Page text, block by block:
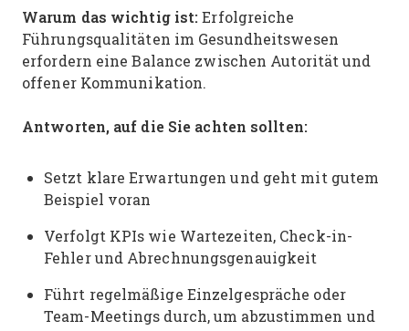
Warum das wichtig ist:Erfolgreiche
Führungsqualitäten im Gesundheitswesen
erfordern eine Balance zwischen Autorität und
offener Kommunikation.
Antworten, auf die Sie achten sollten:
Setzt klare Erwartungen und geht mit gutem
Beispiel voran
Verfolgt KPIs wie Wartezeiten, Check-in-
Fehler und Abrechnungsgenauigkeit
Führt regelmäßige Einzelgespräche oder
Team-Meetings durch, um abzustimmen und